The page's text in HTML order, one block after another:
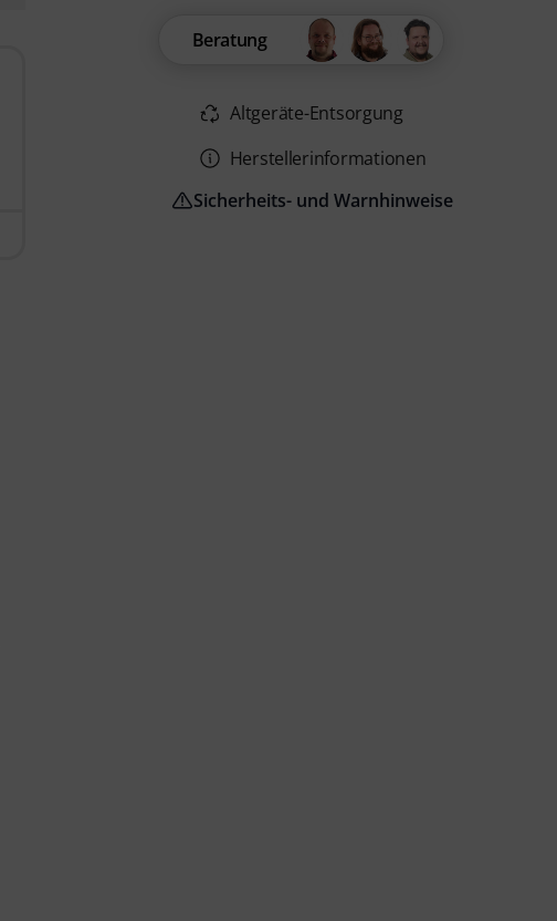
Beratung
Altgeräte-Entsorgung
Herstellerinformationen
Sicherheits- und Warnhinweise